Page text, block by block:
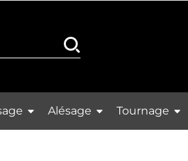
Alésage Tournage